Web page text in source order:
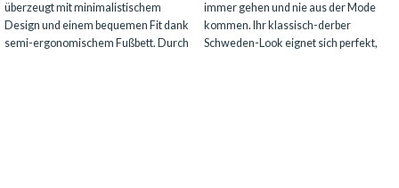
überzeugt mit minimalistischem
Design und einem bequemen Fit dank
semi-ergonomischem Fußbett. Durch
immer gehen und nie aus der Mode
kommen. Ihr klassisch-derber
Schweden-Look eignet sich perfekt,